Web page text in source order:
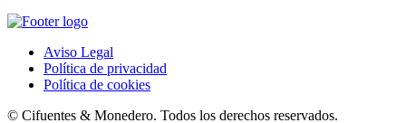
Aviso Legal
Política de privacidad
Política de cookies
© Cifuentes & Monedero. Todos los derechos reservados.